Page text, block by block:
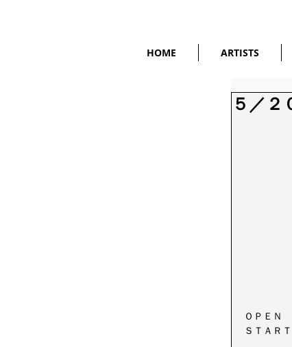
HOME ARTISTS
５／２
ＯＰＥＮ
ＳＴＡＲ